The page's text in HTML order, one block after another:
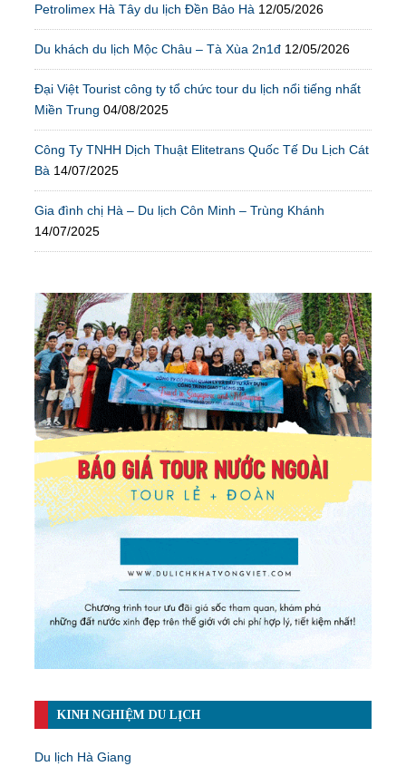
Petrolimex Hà Tây du lịch Đền Bảo Hà 12/05/2026
Du khách du lịch Mộc Châu – Tà Xùa 2n1đ 12/05/2026
Đại Việt Tourist công ty tổ chức tour du lịch nổi tiếng nhất
Miền Trung 04/08/2025
Công Ty TNHH Dịch Thuật Elitetrans Quốc Tế Du Lịch Cát
Bà 14/07/2025
Gia đình chị Hà – Du lịch Côn Minh – Trùng Khánh
14/07/2025
KINH NGHIỆM DU LỊCH
Du lịch Hà Giang